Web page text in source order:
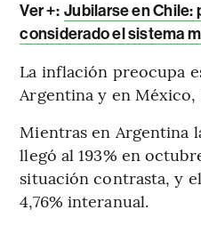
Ver +: Jubilarse en Chile:
considerado el sistema
La inflación preocupa
Argentina y en México,
Mientras en Argentina
llegó al 193% en
situación contrasta, y
4,76% interanual.